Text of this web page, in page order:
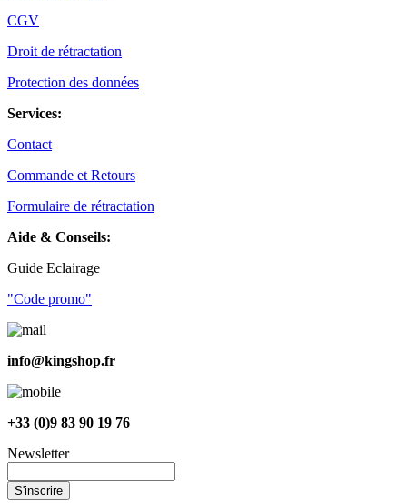
CGV
Droit de rétractation
Protection des données
Services:
Contact
Commande et Retours
Formulaire de rétractation
Aide & Conseils:
Guide Eclairage
"Code promo"
info@kingshop.fr
+33 (0)9 83 90 19 76
Newsletter
S'inscrire